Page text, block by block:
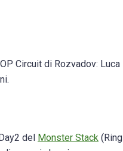
Circuit di Rozvadov: Luca
del Monster Stack (Ring